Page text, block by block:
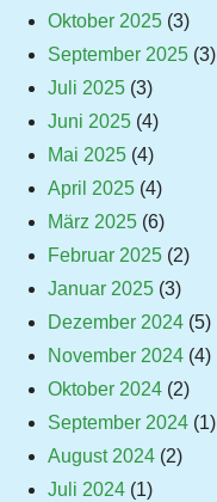
Oktober 2025 (3)
September 2025 (3)
Juli 2025 (3)
Juni 2025 (4)
Mai 2025 (4)
April 2025 (4)
März 2025 (6)
Februar 2025 (2)
Januar 2025 (3)
Dezember 2024 (5)
November 2024 (4)
Oktober 2024 (2)
September 2024 (1)
August 2024 (2)
Juli 2024 (1)